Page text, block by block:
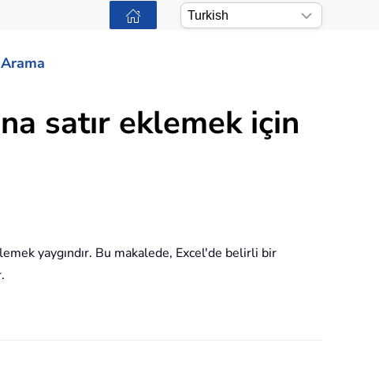
Arama
satır eklemek için
yaygındır. Bu makalede, Excel'de belirli bir